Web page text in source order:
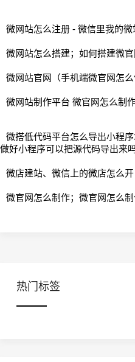
微网站怎么注册 - 微信里我的
微网站怎么搭建；如何搭建微官
微网站官网（手机端微官网怎么
微网站制作平台 微官网怎么制
微搭低代码平台怎么导出小程
做好小程序可以把源代码导出来
微店建站、微信上的微店怎么开
微官网怎么制作；微官网怎么
热门标签